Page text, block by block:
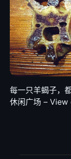
每一只羊蝎子，
休闲广场 – View